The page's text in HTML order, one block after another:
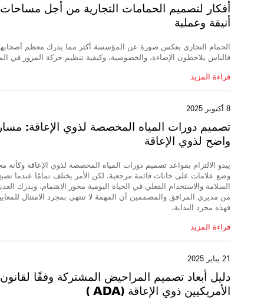
أفكار لتصميم الحمامات التجارية من أجل مساحات
أنيقة وعملية
الحمام التجاري يعكس صورة عن المؤسسة أكثر مما يدرك معظم
فالناس يلاحظون الإضاءة، والخصوصية، وكيفية تنظيم حركة المرور في
قراءة المزيد
8 أكتوبر 2025
تصميم دورات المياه المخصصة لذوي الإعاقة:
واضح لذوي الإعاقة
يبدو الالتزام بقواعد تصميم دورات المياه المخصصة لذوي الإعاقة وكأنه
وضع علامات على خانات قائمة مرجعية. لكن الأمر يختلف تمامًا عندما
السلامة والاستخدام الفعلي في الحياة اليومية محور الاهتمام، ويدرك
من مديري المرافق والمصممين أن المهمة لا تنتهي بمجرد الامتثال
فهذه مجرد البداية.
قراءة المزيد
21 يناير 2025
دليل أبعاد تصميم المراحيض المشتركة وفقًا لقانون
الأمريكيين ذوي الإعاقة (ADA
)